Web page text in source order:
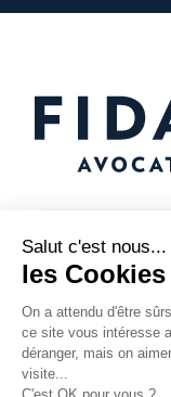
Vous
avec nous
Nous
à votre